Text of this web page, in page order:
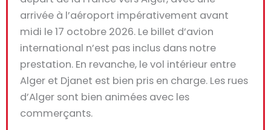
arrivée à l’aéroport impérativement avant
midi le 17 octobre 2026. Le billet d’avion
international n’est pas inclus dans notre
prestation. En revanche, le vol intérieur entre
Alger et Djanet est bien pris en charge. Les rues
d’Alger sont bien animées avec les
commerçants.